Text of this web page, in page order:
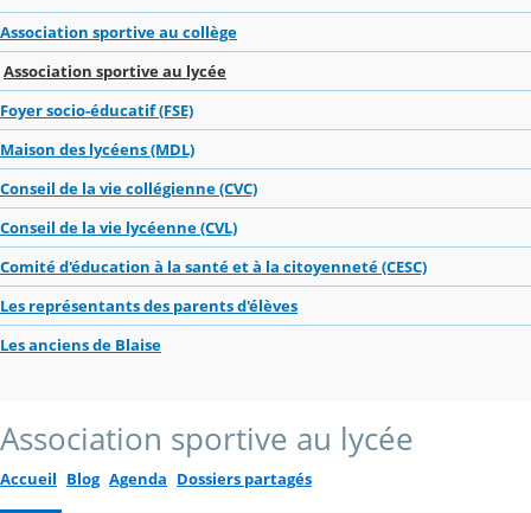
Association sportive au collège
Association sportive au lycée
Foyer socio-éducatif (FSE)
Maison des lycéens (MDL)
Conseil de la vie collégienne (CVC)
Conseil de la vie lycéenne (CVL)
Comité d'éducation à la santé et à la citoyenneté (CESC)
Les représentants des parents d'élèves
Les anciens de Blaise
Association sportive au lycée
Accueil Blog Agenda Dossiers partagés